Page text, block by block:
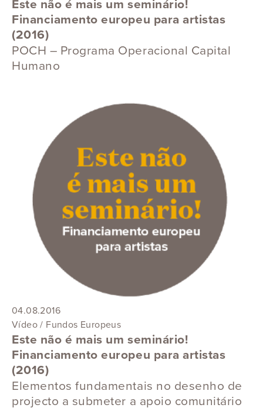
Este não é mais um seminário!
Financiamento europeu para artistas
(2016)
POCH – Programa Operacional Capital
Humano
04.08.2016
Vídeo / Fundos Europeus
Este não é mais um seminário!
Financiamento europeu para artistas
(2016)
Elementos fundamentais no desenho de
projecto a submeter a apoio comunitário